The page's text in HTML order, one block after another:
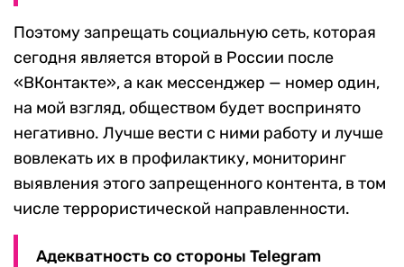
Поэтому запрещать социальную сеть, которая
сегодня является второй в России после
«ВКонтакте», а как мессенджер — номер один,
на мой взгляд, обществом будет воспринято
негативно. Лучше вести с ними работу и лучше
вовлекать их в профилактику, мониторинг
выявления этого запрещенного контента, в том
числе террористической направленности.
Адекватность со стороны Telegram